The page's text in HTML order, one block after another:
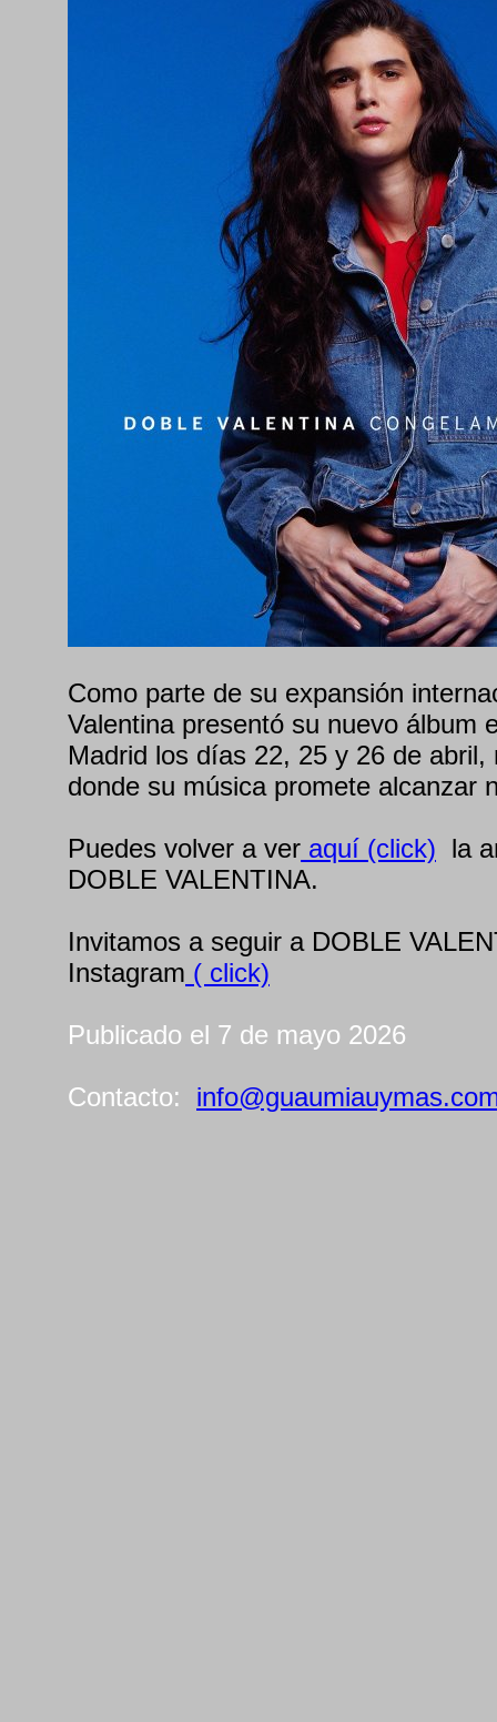
Como parte de su expansión
Valentina presentó su nuevo álbum
Madrid los días 22, 25 y 26 de abril,
donde su música promete alcanzar
Puedes volver a ver aquí (click) la
DOBLE VALENTINA.
Invitamos a seguir a DOBLE
Instagram ( click)
Publicado el 7 de mayo 2026
Contacto: